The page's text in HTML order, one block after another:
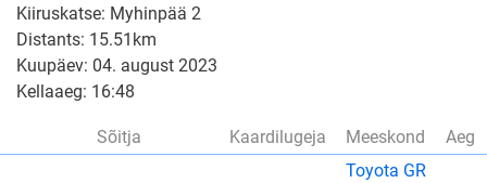
Kiiruskatse: Myhinpää 2
Distants: 15.51km
Kuupäev: 04. august 2023
Kellaaeg: 16:48
Sõitja Kaardilugeja Meeskond Aeg
Toyota GR